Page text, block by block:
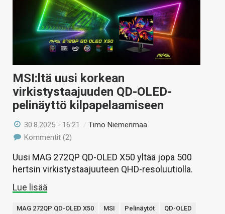
MSI:ltä uusi korkean
virkistystaajuuden QD-OLED-
pelinäyttö kilpapelaamiseen
30.8.2025 - 16:21 /Timo Niemenmaa
Kommentit (2)
Uusi MAG 272QP QD-OLED X50 yltää jopa 500
hertsin virkistystaajuuteen QHD-resoluutiolla.
Lue lisää
MAG 272QP QD-OLED X50 MSI Pelinäytöt QD-OLED